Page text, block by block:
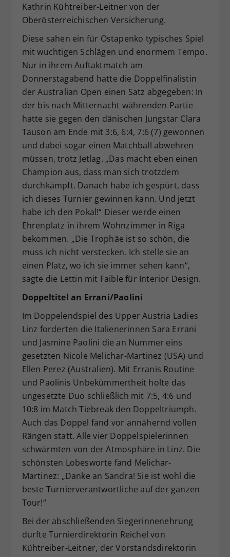
Kathrin Kühtreiber-Leitner von der
Oberösterreichischen Versicherung.
Diese sahen ein für Ostapenko typisches Spiel
mit wuchtigen Schlägen und enormem Tempo.
Nur in ihrem Auftaktmatch am
Donnerstagabend hatte die Doppelfinalistin
der Australian Open einen Satz abgegeben: In
der bis nach Mitternacht währenden Partie
hatte sie gegen den dänischen Jungstar Clara
Tauson am Ende mit 3:6, 6:4, 7:6 (7) gewonnen
und dabei sogar einen Matchball abwehren
müssen, trotz Jetlag. „Das macht eben einen
Champion aus, dass man sich trotzdem
durchkämpft. Danach habe ich gespürt, dass
ich dieses Turnier gewinnen kann. Und jetzt
habe ich den Pokal!“ Dieser werde einen
Ehrenplatz in ihrem Wohnzimmer in Riga
bekommen. „Die Trophäe ist so schön, die
muss ich nicht verstecken. Ich stelle sie an
einen Platz, wo ich sie immer sehen kann“,
sagte die Lettin mit Faible für Interior Design.
Doppeltitel an Errani/Paolini
Im Doppelendspiel des Upper Austria Ladies
Linz forderten die Italienerinnen Sara Errani
und Jasmine Paolini die an Nummer eins
gesetzten Nicole Melichar-Martinez (USA) und
Ellen Perez (Australien). Mit Erranis Routine
und Paolinis Unbekümmertheit holte das
ungesetzte Duo schließlich mit 7:5, 4:6 und
10:8 im Match Tiebreak den Doppeltriumph.
Auch das Doppel fand vor annähernd vollen
Rängen statt. Alle vier Doppelspielerinnen
schwärmten von der Atmosphäre in Linz. Die
schönsten Lobesworte fand Melichar-
Martinez: „Danke an Sandra! Sie ist wohl die
beste Turnierverantwortliche auf der ganzen
Tour!“
Bei der abschließenden Siegerinnenehrung
durfte Turnierdirektorin Reichel von
Kühtreiber-Leitner, der Vorstandsdirektorin